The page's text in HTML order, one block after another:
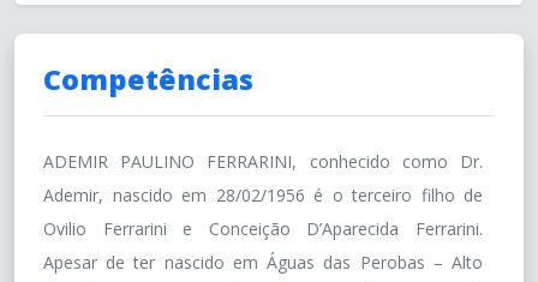
Competências
ADEMIR PAULINO FERRARINI, conhecido como Dr.
Ademir, nascido em 28/02/1956 é o terceiro filho de
Ovilio Ferrarini e Conceição D’Aparecida Ferrarini.
Apesar de ter nascido em Águas das Perobas – Alto